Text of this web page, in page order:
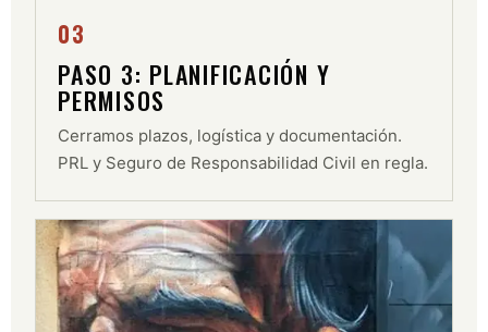
03
PASO 3: PLANIFICACIÓN Y
PERMISOS
Cerramos plazos, logística y documentación.
PRL y Seguro de Responsabilidad Civil en regla.